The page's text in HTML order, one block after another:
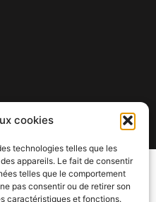
cookies
technologies telles que les
appareils. Le fait de consentir
telles que le comportement
pas consentir ou de retirer son
caractéristiques et fonctions.